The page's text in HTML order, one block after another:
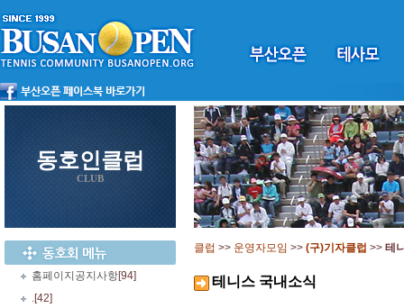
동호인클럽
CLUB
홈페이지공지사항[94]
.[42]
클럽 >> 운영자모임 >> (구)기자클럽 >> 테
테니스 국내소식